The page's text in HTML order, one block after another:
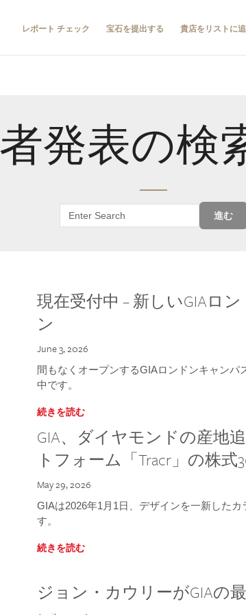
レポート チェック 宝石を提出する 貴店をリストに
発表の検
進む
現在受付中 – 新しいGIAロ
ン
June 3, 2026
間もなくオープンするGIAロンドンキャン
中です。
続きを読む
GIA、ダイヤモンドの産地
トフォーム「Tracr」の株式
May 29, 2026
GIAは2026年1月1日、デザインを一新した
す。
続きを読む
ジョン・カウリーがGIAの